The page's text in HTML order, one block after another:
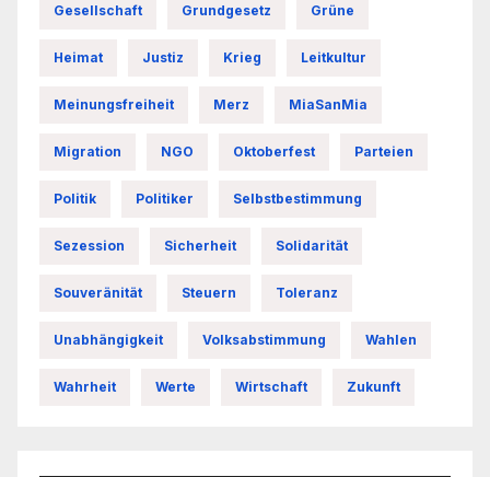
Gesellschaft Grundgesetz Grüne
Heimat Justiz Krieg Leitkultur
Meinungsfreiheit Merz MiaSanMia
Migration NGO Oktoberfest Parteien
Politik Politiker Selbstbestimmung
Sezession Sicherheit Solidarität
Souveränität Steuern Toleranz
Unabhängigkeit Volksabstimmung Wahlen
Wahrheit Werte Wirtschaft Zukunft